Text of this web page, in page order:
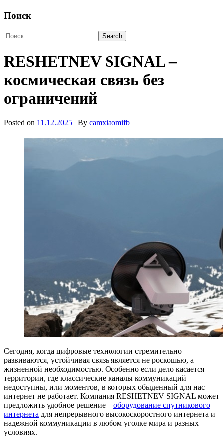
Поиск
RESHETNEV SIGNAL –
космическая связь без
ограничений
Posted on 11.12.2025 | By camxiaomifb
Сегодня, когда цифровые технологии стремительно
развиваются, устойчивая связь является не роскошью, а
жизненной необходимостью. Особенно если дело касается
территории, где классические каналы коммуникаций
недоступны, или моментов, в которых обыденный для нас
интернет не работает. Компания RESHETNEV SIGNAL может
предложить удобное решение – оборудование спутникового
интернета для непрерывного высокоскоростного интернета и
надежной коммуникации в любом уголке мира и разных
условиях.